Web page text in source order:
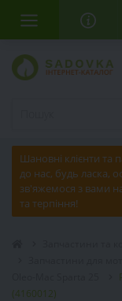
Шановні клієнти
до нас, будь ласка,
зв'яжемося з вами
та терпіння!
(4160012)